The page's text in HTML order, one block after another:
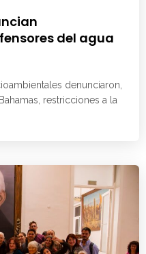
del agua
denunciaron,
restricciones a la